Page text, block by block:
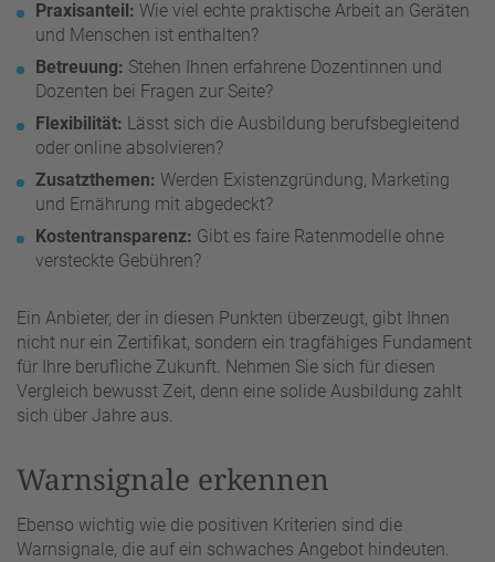
Praxisanteil: Wie viel echte praktische Arbeit an Geräten
und Menschen ist enthalten?
Betreuung: Stehen Ihnen erfahrene Dozentinnen und
Dozenten bei Fragen zur Seite?
Flexibilität: Lässt sich die Ausbildung berufsbegleitend
oder online absolvieren?
Zusatzthemen: Werden Existenzgründung, Marketing
und Ernährung mit abgedeckt?
Kostentransparenz: Gibt es faire Ratenmodelle ohne
versteckte Gebühren?
Ein Anbieter, der in diesen Punkten überzeugt, gibt Ihnen
nicht nur ein Zertifikat, sondern ein tragfähiges Fundament
für Ihre berufliche Zukunft. Nehmen Sie sich für diesen
Vergleich bewusst Zeit, denn eine solide Ausbildung zahlt
sich über Jahre aus.
Warnsignale erkennen
Ebenso wichtig wie die positiven Kriterien sind die
Warnsignale, die auf ein schwaches Angebot hindeuten.